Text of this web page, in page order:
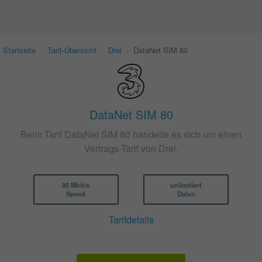
Startseite Tarif-Übersicht Drei DataNet SIM 80
DataNet SIM 80
Beim Tarif DataNet SIM 80 handelte es sich um einen
Vertrags-Tarif von Drei.
80 Mbit/s
Speed
unlimitiert
Daten
Tarifdetails